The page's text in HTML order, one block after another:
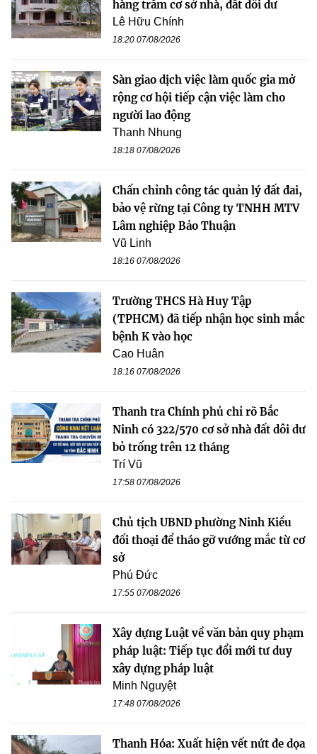
hàng trăm cơ sở nhà, đất dôi dư
Lê Hữu Chính
18:20 07/08/2026
Sàn giao dịch việc làm quốc gia mở
rộng cơ hội tiếp cận việc làm cho
người lao động
Thanh Nhung
18:18 07/08/2026
Chấn chỉnh công tác quản lý đất đai,
bảo vệ rừng tại Công ty TNHH MTV
Lâm nghiệp Bảo Thuận
Vũ Linh
18:16 07/08/2026
Trường THCS Hà Huy Tập
(TPHCM) đã tiếp nhận học sinh mắc
bệnh K vào học
Cao Huân
18:16 07/08/2026
Thanh tra Chính phủ chỉ rõ Bắc
Ninh có 322/570 cơ sở nhà đất dôi dư
bỏ trống trên 12 tháng
Trí Vũ
17:58 07/08/2026
Chủ tịch UBND phường Ninh Kiều
đối thoại để tháo gỡ vướng mắc từ cơ
sở
Phú Đức
17:55 07/08/2026
Xây dựng Luật về văn bản quy phạm
pháp luật: Tiếp tục đổi mới tư duy
xây dựng pháp luật
Minh Nguyệt
17:48 07/08/2026
Thanh Hóa: Xuất hiện vết nứt đe dọa